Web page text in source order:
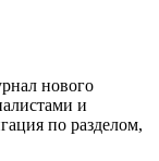
нового
и
по разделом,